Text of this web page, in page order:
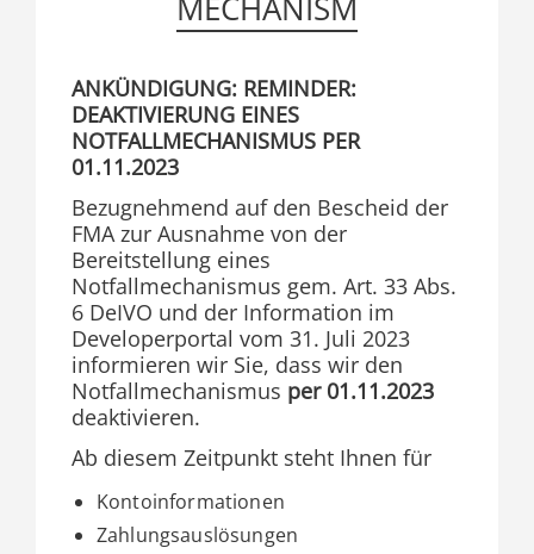
ANKÜNDIGUNG: REMINDER:
DEAKTIVIERUNG EINES
NOTFALLMECHANISMUS PER
01.11.2023
Bezugnehmend auf den Bescheid der
FMA zur Ausnahme von der
Bereitstellung eines
Notfallmechanismus gem. Art. 33 Abs.
6 DeIVO und der Information im
Developerportal vom 31. Juli 2023
informieren wir Sie, dass wir den
Notfallmechanismus per 01.11.2023
deaktivieren.
Ab diesem Zeitpunkt steht Ihnen für
Kontoinformationen
Zahlungsauslösungen